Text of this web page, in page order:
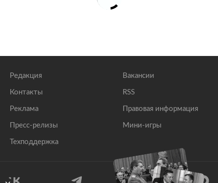
Редакция
Контакты
Реклама
Пресс-релизы
Техподдержка
Вакансии
RSS
Правовая информация
Мини-игры